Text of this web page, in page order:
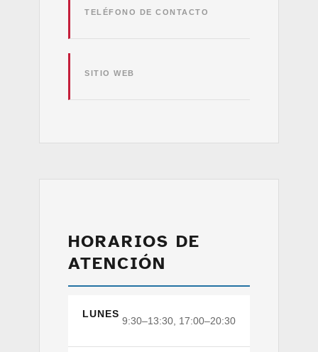
TELÉFONO DE CONTACTO
SITIO WEB
HORARIOS DE
ATENCIÓN
LUNES
9:30–13:30, 17:00–20:30